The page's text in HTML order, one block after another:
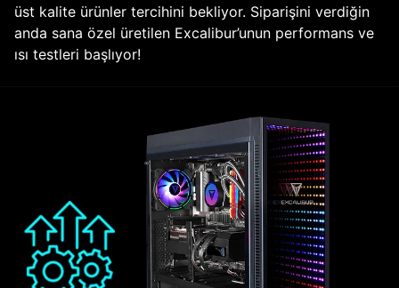
üst kalite ürünler tercihini bekliyor. Siparişini verdiğin
anda sana özel üretilen Excalibur’unun performans ve
ısı testleri başlıyor!